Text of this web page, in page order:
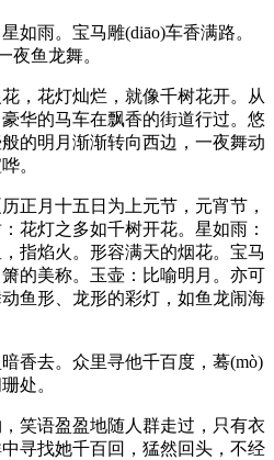
如雨。宝马雕(diāo)车香满路。
夜鱼龙舞。
，花灯灿烂，就像千树花开。从
华的马车在飘香的街道行过。悠
的明月渐渐转向西边，一夜舞动
。
正月十五日为上元节，元宵节，
花灯之多如千树开花。星如雨：
指焰火。形容满天的烟花。宝马
的美称。玉壶：比喻明月。亦可
鱼形、龙形的彩灯，如鱼龙闹海
香去。众里寻他千百度，蓦(mò)
处。
笑语盈盈地随人群走过，只有衣
寻找她千百回，猛然回头，不经